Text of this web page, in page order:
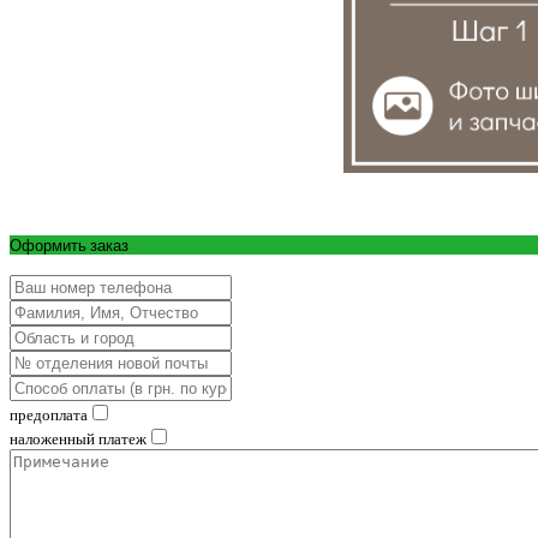
Оформить заказ
предоплата
наложенный платеж